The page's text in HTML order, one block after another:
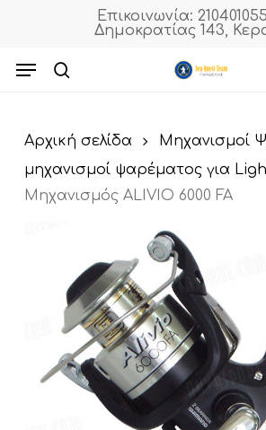
content
Επικοινωνία:
Δημοκρατίας 143,
Menu
Cart
Αρχική σελίδα
Μηχανισμοί
μηχανισμοί ψαρέματος για
Μηχανισμός ALIVIO 6000 FA